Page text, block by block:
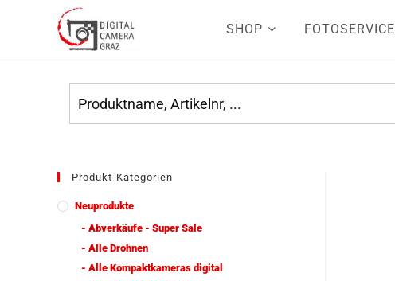
SHOP FOTOSERVICE
Produkt-Kategorien
Neuprodukte
- Abverkäufe - Super Sale
- Alle Drohnen
- Alle Kompaktkameras digital